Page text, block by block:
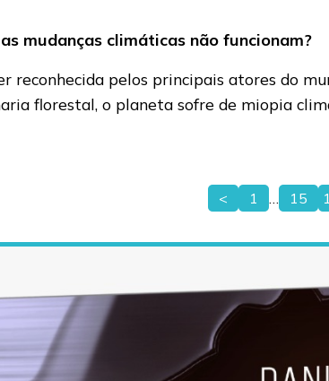
mudanças climáticas não funcionam?
reconhecida pelos principais atores do
florestal, o planeta sofre de miopia
de
< 1 15